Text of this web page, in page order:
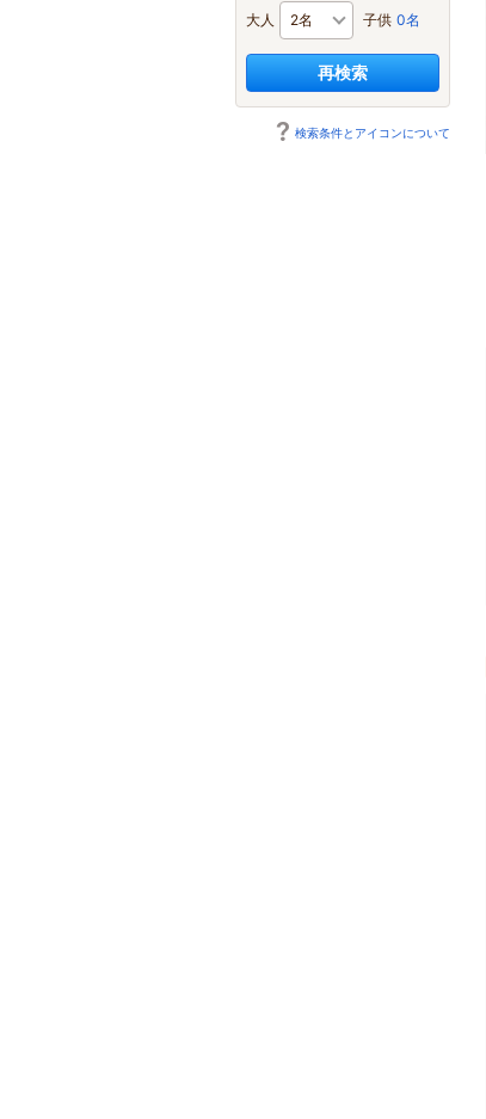
大人 子供 0名
再検索
検索条件とアイコンについて